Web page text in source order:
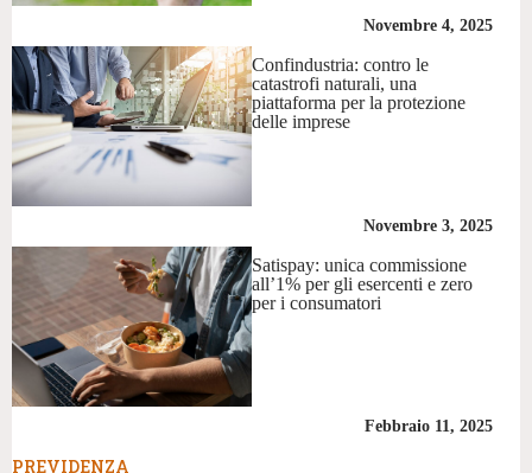
Novembre 4, 2025
Confindustria: contro le
catastrofi naturali, una
piattaforma per la protezione
delle imprese
Novembre 3, 2025
Satispay: unica commissione
all’1% per gli esercenti e zero
per i consumatori
Febbraio 11, 2025
PREVIDENZA